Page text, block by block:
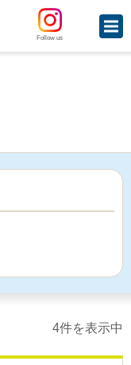
Follow us
4件を表示中